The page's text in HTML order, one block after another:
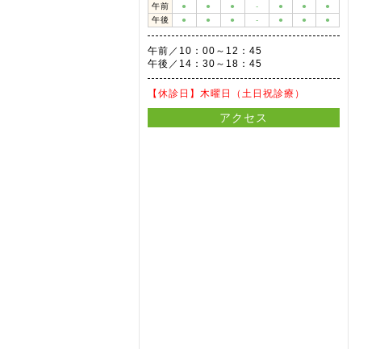
午前
● ● ● - ● ●
●
午後
● ● ● - ● ● ●
午前／10：00～12：45
午後／14：30～18：45
【休診日】 木曜日（土日祝診療）
アクセス